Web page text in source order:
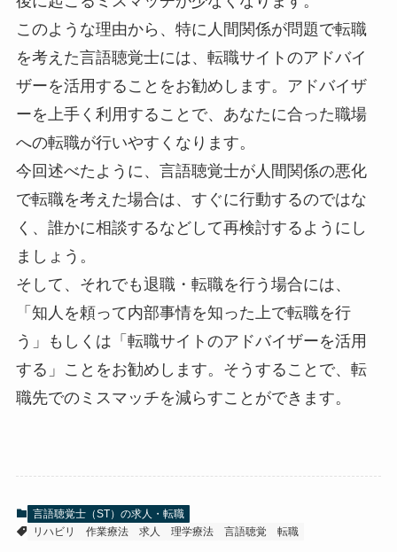
このような理由から、特に人間関係が問題で転職
を考えた言語聴覚士には、転職サイトのアドバイ
ザーを活用することをお勧めします。アドバイザ
ーを上手く利用することで、あなたに合った職場
への転職が行いやすくなります。
今回述べたように、言語聴覚士が人間関係の悪化
で転職を考えた場合は、すぐに行動するのではな
く、誰かに相談するなどして再検討するようにし
ましょう。
そして、それでも退職・転職を行う場合には、
「知人を頼って内部事情を知った上で転職を行
う」もしくは「転職サイトのアドバイザーを活用
する」ことをお勧めします。そうすることで、転
職先でのミスマッチを減らすことができます。
言語聴覚士（ST）の求人・転職
リハビリ
作業療法 求人 理学療法 言語聴覚 転職